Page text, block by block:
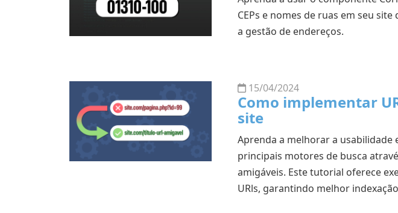
CEPs e nomes de ruas em seu
a gestão de endereços.
15/04/2024
Como implementar
site
Aprenda a melhorar a usabilidade
principais motores de busca
amigáveis. Este tutorial oferece
URls, garantindo melhor